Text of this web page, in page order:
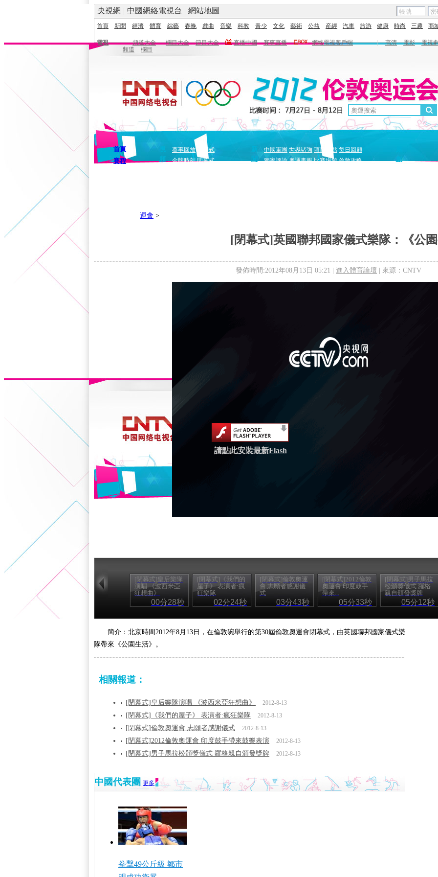
央視網 | 中國網絡電視台 | 網站地圖
首頁 新聞 經濟 體育 綜藝 春晚 戲曲 音樂 科教 青少 文化 藝術 公益 産經 汽車 旅游 健康 時尚 三農 商
電視 頻道大全 欄目大全 節目大全 直播中國 賽事直播 網絡電視客戶端 | 高清 電影
電視
頻道
欄目
首頁
賽程
頻
賽事回放
開幕式
金牌時刻 閉幕式
中國軍團 世界諸強 項目盤點 每日回顧
獨家評論 奧運畫報 比賽場館 倫敦攻略
創
運會 >
[閉幕式]英國聯邦國家儀式樂隊：《公
發佈時間:2012年08月13日 05:21 | 進入體育論壇 | 來源：CNTV
請點此安裝最新Flash
[閉幕式]皇后樂隊
演唱 《波西米亞
狂想曲》
00分28秒
[閉幕式]《我們的
屋子》 表演者:瘋
狂樂隊
02分24秒
[閉幕式]倫敦奧運
會 志願者感謝儀
式
03分43秒
[閉幕式]2012倫敦
奧運會 印度鼓手
帶來...
05分33秒
[閉幕式]男子馬拉
松頒獎儀式 羅格
親自頒發獎牌
05分12秒
簡介：北京時間2012年8月13日，在倫敦碗舉行的第30屆倫敦奧運會閉幕式，由英國聯邦國家儀式樂
隊帶來《公園生活》。
相關報道：
[閉幕式]皇后樂隊演唱 《波西米亞狂想曲》 2012-8-13
[閉幕式]《我們的屋子》 表演者:瘋狂樂隊 2012-8-13
[閉幕式]倫敦奧運會 志願者感謝儀式 2012-8-13
[閉幕式]2012倫敦奧運會 印度鼓手帶來鼓樂表演 2012-8-13
[閉幕式]男子馬拉松頒獎儀式 羅格親自頒發獎牌 2012-8-13
中國代表團 更多
拳擊49公斤級 鄒市